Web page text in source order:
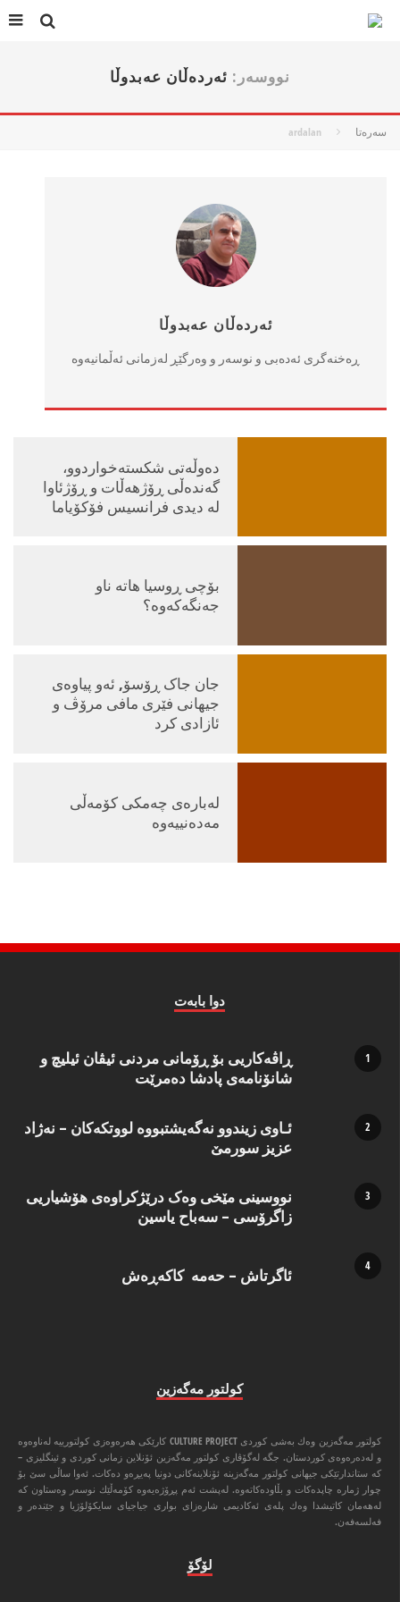
نووسه‌ر: ئەردەڵان عەبدوڵا
سه‌ره‌تا ardalan
ئەردەڵان عەبدوڵا
ڕەخنەگری ئەدەبی و نوسەر و وەرگێڕ لەزمانی ئەڵمانیەوە
دەوڵەتی شكسته‌خواردوو،
گەندەڵی ڕۆژهەڵات و ڕۆژئاوا
لە دیدی فرانسیس فۆکۆیاما
بۆچی ڕوسیا هاته‌ ناو
جه‌نگه‌كه‌وه‌؟ ‌
جان جاک ڕۆسۆ, ئه‌و پیاوه‌ی
جیهانی فێری مافی مرۆڤ و
ئازادی کرد
لەبارەی چەمكی كۆمەڵی
مەدەنییەوە
دوا بابه‌ت
ڕاڤەکاریی بۆ ڕۆمانی مردنی ئیڤان ئیلیچ و
شانۆنامەی پادشا دەمرێت
ئـاوی زیندوو نه‌گه‌یشتبووه‌ لووتكه‌كان – نه‌ژاد
عزیز سورمێ
نووسینی مێخی وەک درێژکراوەی هۆشیاریی
زاگرۆسی – سەباح یاسین
ئاگرتاش – حەمە کاکەڕەش
كولتور مه‌گه‌زین
كولتور مه‌گه‌زین وه‌ك به‌شی كوردی CULTURE PROJECT كارێكی هه‌ره‌وه‌زی كولتورییه‌ له‌ناوه‌وه‌
و له‌ده‌ره‌وه‌ی كوردستان. جگه‌ له‌گۆڤاری كولتور مه‌گه‌زین ئۆنلاین زمانی كوردی و ئینگلیزی –
كه‌ ستاندارتێكی جیهانی كولتور مه‌گه‌زینه‌ ئۆنلاینه‌كانی دونیا په‌یڕه‌و ده‌كات. ئه‌وا ‌ساڵی سێ بۆ
چوار ژماره‌ چاپده‌كات و بڵاوده‌كاته‌وه‌. له‌پشت ئه‌م پڕۆژه‌یه‌وه‌ كۆمه‌ڵێك نوسه‌ر وه‌ستاون كه‌
له‌هه‌مان كاتیشدا وه‌ك پله‌ی ئه‌كادیمی شاره‌زای بواری جیاجیای سایكۆلۆژیا و جێنده‌ر و
فه‌لسه‌فه‌ن.
لۆگۆ